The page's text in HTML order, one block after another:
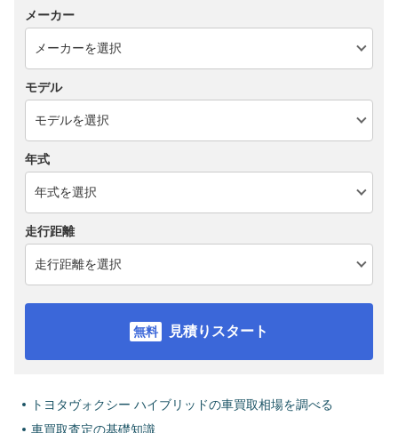
メーカー
モデル
年式
走行距離
見積りスタート
トヨタヴォクシー ハイブリッドの車買取相場を調べる
車買取査定の基礎知識